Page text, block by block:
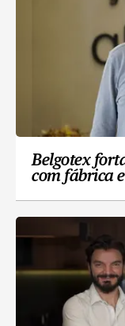
Belgotex
com fábrica